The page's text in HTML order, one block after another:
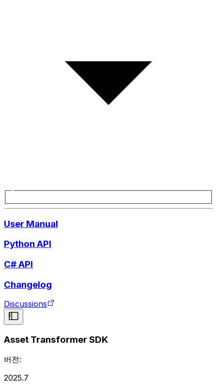
User Manual
Python API
C# API
Changelog
Discussions
Asset Transformer SDK
버전:
2025.7